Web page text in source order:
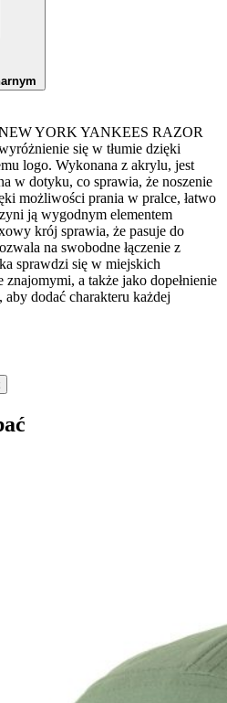
NEW YORK YANKEES RAZOR
się w tłumie dzięki
logo. Wykonana z akrylu, jest
w dotyku, co sprawia, że noszenie
możliwości prania w pralce, łatwo
ją wygodnym elementem
krój sprawia, że pasuje do
na swobodne łączenie z
sprawdzi się w miejskich
znajomymi, a także jako dopełnienie
dodać charakteru każdej